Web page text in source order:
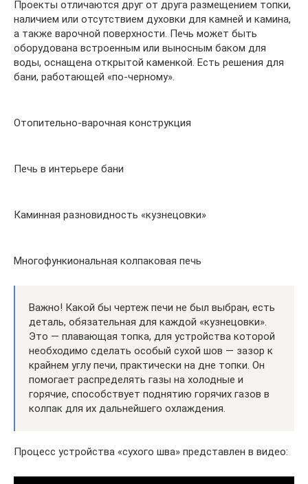
Проекты отличаются друг от друга размещением топки,
наличием или отсутствием духовки для камней и камина,
а также варочной поверхности. Печь может быть
оборудована встроенным или выносным баком для
воды, оснащена открытой каменкой. Есть решения для
бани, работающей «по-черному».
Отопительно-варочная конструкция
Печь в интерьере бани
Каминная разновидность «кузнецовки»
Многофункиональная колпаковая печь
Важно! Какой бы чертеж печи не был выбран, есть
деталь, обязательная для каждой «кузнецовки».
Это — плавающая топка, для устройства которой
необходимо сделать особый сухой шов — зазор к
крайнем углу печи, практически на дне топки. Он
помогает распределять газы на холодные и
горячие, способствует поднятию горячих газов в
колпак для их дальнейшего охлаждения.
Процесс устройства «сухого шва» представлен в видео: